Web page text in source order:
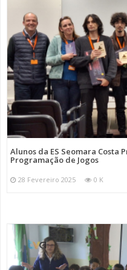
Alunos da ES Seomara Costa
Programação de Jogos
28 Fevereiro 2025 0 K